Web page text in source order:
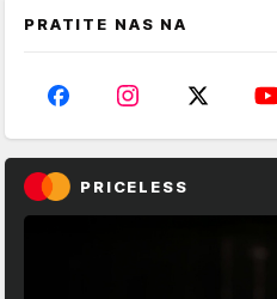
PRATITE NAS NA
PRICELESS